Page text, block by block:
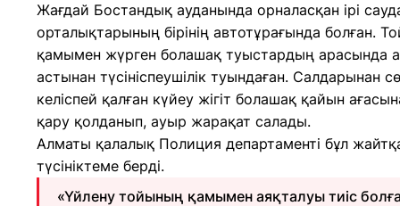
Жағдай Бостандық ауданында орналасқан ірі
орталықтарының бірінің автотұрағында болған.
қамымен жүрген болашақ туыстардың арасында
астынан түсініспеушілік туындаған. Салдарынан
келіспей қалған күйеу жігіт болашақ қайын
қару қолданып, ауыр жарақат салады.
Алматы қалалық Полиция департаменті бұл
түсініктеме берді.
«Үйлену тойының қамымен аяқталуы тиіс